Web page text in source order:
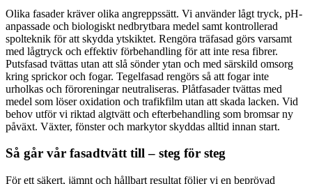
Olika fasader kräver olika angreppssätt. Vi använder lågt tryck, pH-
anpassade och biologiskt nedbrytbara medel samt kontrollerad
spolteknik för att skydda ytskiktet. Rengöra träfasad görs varsamt
med lågtryck och effektiv förbehandling för att inte resa fibrer.
Putsfasad tvättas utan att slå sönder ytan och med särskild omsorg
kring sprickor och fogar. Tegelfasad rengörs så att fogar inte
urholkas och föroreningar neutraliseras. Plåtfasader tvättas med
medel som löser oxidation och trafikfilm utan att skada lacken. Vid
behov utför vi riktad algtvätt och efterbehandling som bromsar ny
påväxt. Växter, fönster och markytor skyddas alltid innan start.
Så går vår fasadtvätt till – steg för steg
För ett säkert, jämnt och hållbart resultat följer vi en beprövad